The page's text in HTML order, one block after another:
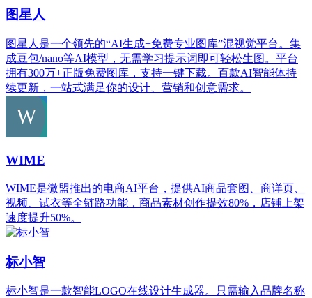
图星人
图星人是一个领先的“AI生成+免费专业图库”混视觉平台。集
成豆包/nano等AI模型，无需学习提示词即可轻松生图。平台
拥有300万+正版免费图库，支持一键下载。百款AI智能体持
续更新，一站式满足你的设计、营销和创意需求。
WIME
WIME是微盟推出的电商AI平台，提供AI商品套图、商详页、
视频、试衣等全链路功能，商品素材创作提效80%，店铺上架
速度提升50%。
标小智
标小智是一款智能LOGO在线设计生成器。只需输入品牌名称